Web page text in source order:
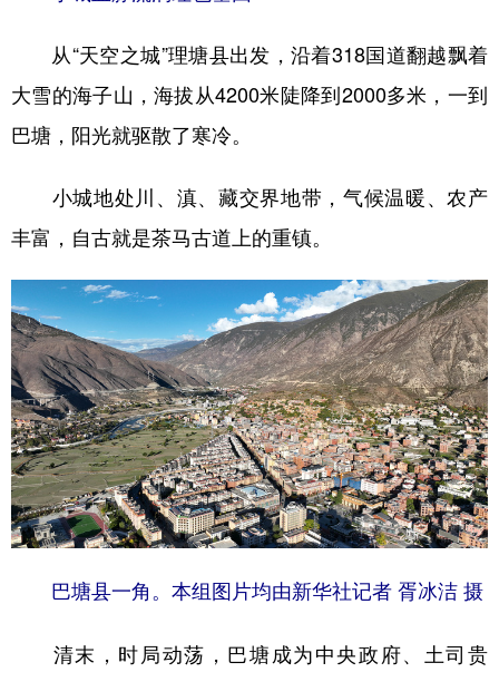
浙江 安徽 福建 江西
山东 河南 湖北 湖南
四川 贵州 云南 西藏
陕西 甘肃 青海
新疆 黑龙江
多语种频道
English Español Français عربى
Русский язык 日本語 한국어
Deutsch Português
从“天空之城”理塘县出发，沿着318国道翻越飘着
大雪的海子山，海拔从4200米陡降到2000多米，一到
巴塘，阳光就驱散了寒冷。
小城地处川、滇、藏交界地带，气候温暖、农产
丰富，自古就是茶马古道上的重镇。
巴塘县一角。本组图片均由新华社记者 胥冰洁 摄
清末，时局动荡，巴塘成为中央政府、土司贵